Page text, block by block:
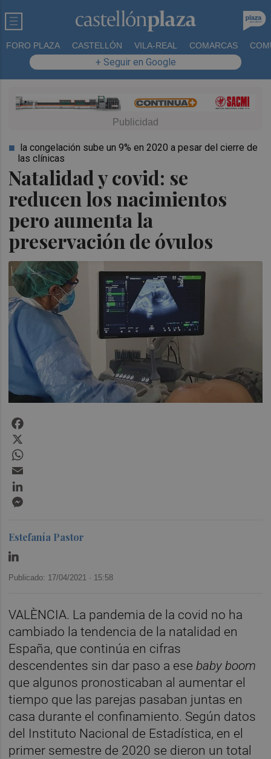
FORO PLAZA CASTELLÓN VILA-REAL COMARCAS
+ Seguir en Google
Natalidad y covid: se
reducen los nacimientos
pero aumenta la
preservación de óvulos
la congelación sube un 9% en 2020 a pesar del cierre de
las clínicas
Estefanía Pastor
Publicado: 17/04/2021 · 15:58
VALÈNCIA. La pandemia de la covid no ha
cambiado la tendencia de la natalidad en
España, que continúa en cifras
descendentes sin dar paso a esebaby boom
que algunos pronosticaban al aumentar el
tiempo que las parejas pasaban juntas en
casa durante el confinamiento. Según datos
del Instituto Nacional de Estadística, en el
primer semestre de 2020 se dieron un total